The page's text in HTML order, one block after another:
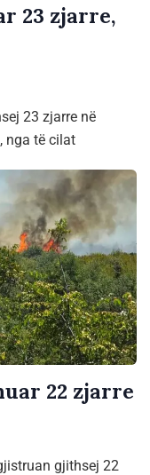
23 zjarre,
23 zjarre në
nga të cilat
22 zjarre
gjithsej 22